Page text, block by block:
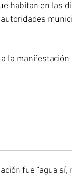
habitan en las
la
fue “agua sí,